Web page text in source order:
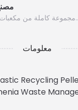
المضغوطة…
معلومات
Recycling
Waste